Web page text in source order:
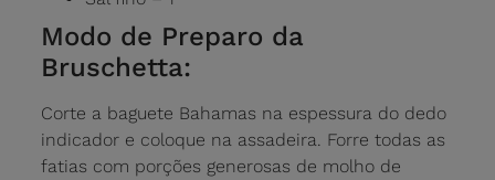
Modo de Preparo da
Bruschetta:
Corte a baguete Bahamas na espessura do dedo
indicador e coloque na assadeira. Forre todas as
fatias com porções generosas de molho de